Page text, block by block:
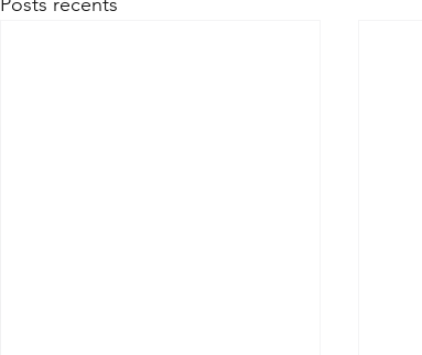
Posts récents